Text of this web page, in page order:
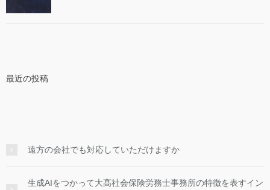
最近の投稿
遠方の会社でも対応していただけますか
生成AIをつかって大髙社会保険労務士事務所の特徴を表すイン